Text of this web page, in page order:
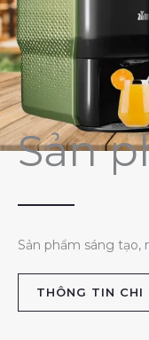
Sản
Sản phẩm sáng tạo,
THÔNG TIN CHI